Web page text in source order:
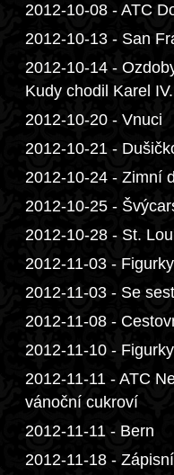
2012-10-08 - ATC
2012-10-13 - San
2012-10-14 -
Kudy chodil Karel IV.
2012-10-20 - Vnuci
2012-10-21 -
2012-10-24 - Zimní
2012-10-25 -
2012-10-28 - St.
2012-11-03 -
2012-11-03 - Se
2012-11-08 -
2012-11-10 -
2012-11-11 - ATC
vánoční cukroví
2012-11-11 - Bern
2012-11-18 -